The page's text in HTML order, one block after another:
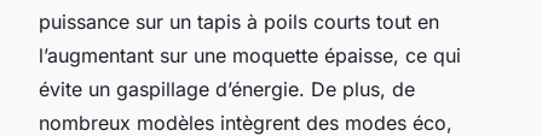
puissance sur un tapis à poils courts tout en
l’augmentant sur une moquette épaisse, ce qui
évite un gaspillage d’énergie. De plus, de
nombreux modèles intègrent des modes éco,